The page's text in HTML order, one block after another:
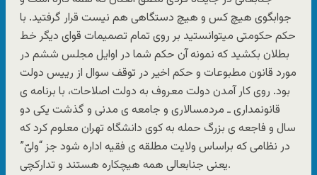
جوابگوی هیچ کس و هیچ دستگاهی هم نیست قرار گرفتید. با
حکم حکومتی میتوانستید بر روی تمام تصمیمات قوای دیگر خط
بطلان بکشید که نمونه آن حکم شما در اوایل مجلس ششم در
مورد قانون مطبوعات و حکم اخیر در توقف سوال از رییس دولت
بود. روی کار آمدن دولت معروف به دولت اصلاحات، با برنامه ی
قانونمداری ـ مردمسالاری و جامعه ی مدنی و گذشت یکی دو
سال و فاجعه ی بزرگ حمله به کوی دانشگاه تهران معلوم کرد که
در نظامی که براساس ولایت مطلقه ی فقیه اداره شود جز “ولیّ”
یعنی جنابعالی همه هیچکاره هستند و تدارکچی.